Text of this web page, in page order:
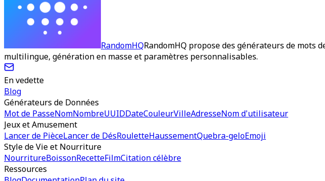
RandomHQRandomHQ propose des générateurs de mots
multilingue, génération en masse et paramètres personnalisables.
En vedette
Blog
Générateurs de Données
Mot de PasseNomNombreUUIDDateCouleurVilleAdresseNom d'utilisateur
Jeux et Amusement
Lancer de PièceLancer de DésRouletteHaussementQuebra-geloEmoji
Style de Vie et Nourriture
NourritureBoissonRecetteFilmCitation célèbre
Ressources